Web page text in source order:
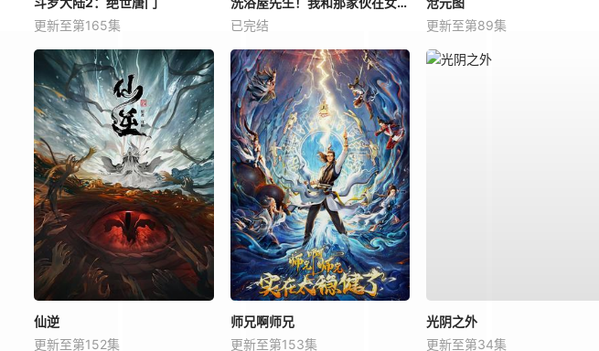
更新至第165集
已完结
更新至第89集
仙逆
更新至第152集
师兄啊师兄
更新至第153集
光阴之外
更新至第34集